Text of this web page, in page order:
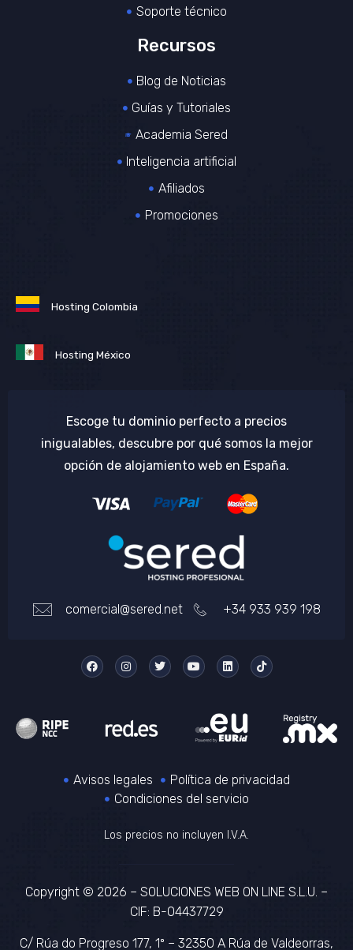
Soporte técnico
Recursos
Blog de Noticias
Guías y Tutoriales
Academia Sered
Inteligencia artificial
Afiliados
Promociones
Hosting Colombia
Hosting México
Escoge tu dominio perfecto a precios
inigualables, descubre por qué somos la mejor
opción de alojamiento web en España.
comercial@sered.net +34 933 939 198
Avisos legales
Política de privacidad
Condiciones del servicio
Los precios no incluyen I.V.A.
Copyright © 2026 – SOLUCIONES WEB ON LINE S.L.U. –
CIF: B-04437729
C/ Rúa do Progreso 177, 1º – 32350 A Rúa de Valdeorras,